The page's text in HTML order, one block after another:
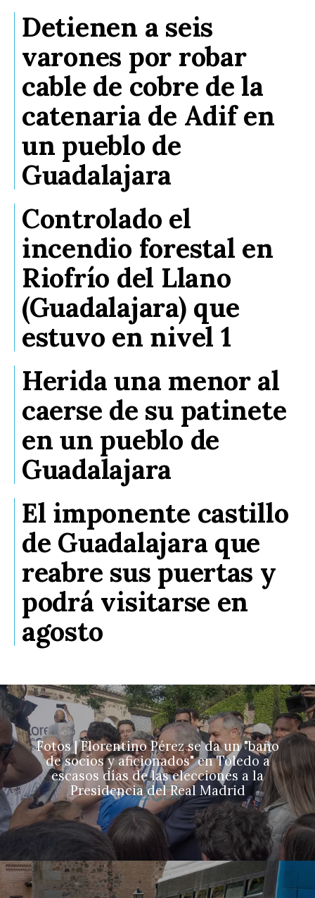
Detienen a seis
varones por robar
cable de cobre de la
catenaria de Adif en
un pueblo de
Guadalajara
Controlado el
incendio forestal en
Riofrío del Llano
(Guadalajara) que
estuvo en nivel 1
Herida una menor al
caerse de su patinete
en un pueblo de
Guadalajara
El imponente castillo
de Guadalajara que
reabre sus puertas y
podrá visitarse en
agosto
Fotos | Florentino Pérez se da un "baño
de socios y aficionados" en Toledo a
escasos días de las elecciones a la
Presidencia del Real Madrid